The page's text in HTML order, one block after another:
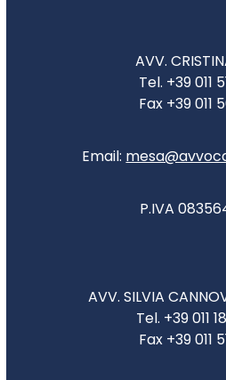
AVV.
Tel. +39 011
Fax +39 011
Email:
P.IVA
AVV. SILVIA
Tel. +39 011
Fax +39 011